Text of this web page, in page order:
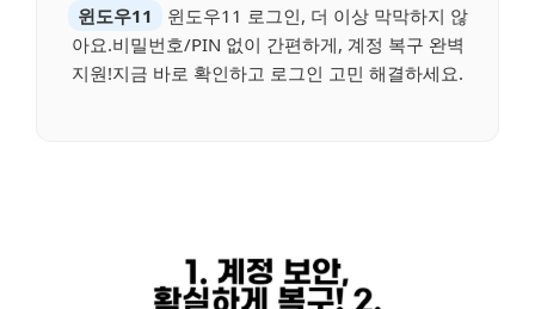
윈도우11
윈도우11 로그인, 더 이상 막막하지 않
아요.비밀번호/PIN 없이 간편하게, 계정 복구 완벽
지원!지금 바로 확인하고 로그인 고민 해결하세요.